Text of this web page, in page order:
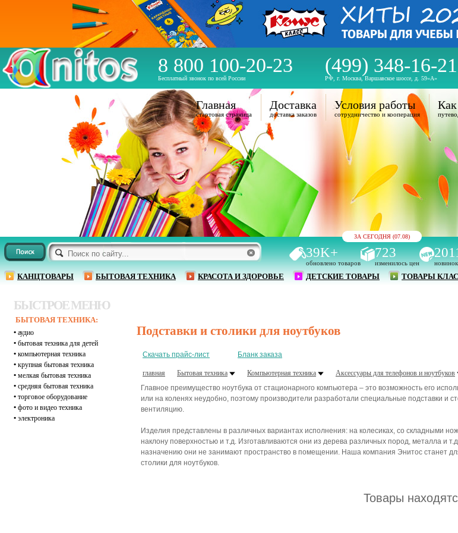
8 800 100-20-23
Бесплатный звонок по всей России
(499) 348-16-21
РФ, г. Москва, Варшавское шоссе, д. 59«А»
ЗА СЕГОДНЯ (07.08)
39K+
обновлено товаров
723
изменилось цен новинок
КАНЦТОВАРЫ БЫТОВАЯ ТЕХНИКА КРАСОТА И ЗДОРОВЬЕ ДЕТСКИЕ ТОВАРЫ ТОВАРЫ
Главная
стартовая страница
Доставка
доставка заказов
Условия работы
сотрудничество и кооперация
БЫСТРОЕ МЕНЮ
БЫТОВАЯ ТЕХНИКА:
• аудио
• бытовая техника для детей
• компьютерная техника
• крупная бытовая техника
• мелкая бытовая техника
• средняя бытовая техника
• торговое оборудование
• фото и видео техника
• электроника
Подставки и столики для ноутбуков
Скачать прайс-лист Бланк заказа
главная Бытовая техника Компьютерная техника Аксессуары для телефонов и ноутбуков
Главное преимущество ноутбука от стационарного компьютера – это возможность его
или на коленях неудобно, поэтому производители разработали специальные подставки
вентиляцию.
Изделия представлены в различных вариантах исполнения: на колесиках, со складными
наклону поверхностью и т.д. Изготавливаются они из дерева различных пород, металла и
назначению они не занимают пространство в помещении. Наша компания Энитос станет
столики для ноутбуков.
Товары